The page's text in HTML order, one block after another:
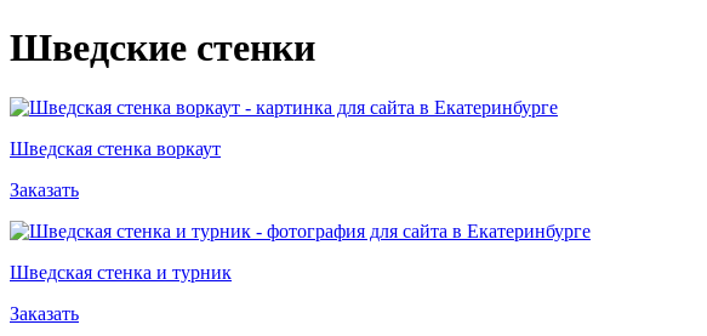
Шведские стенки
Шведская стенка воркаут
Заказать
Шведская стенка и турник
Заказать